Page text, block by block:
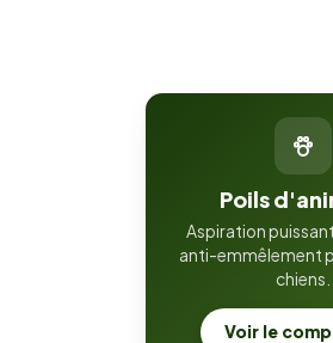
Poils
Aspiration
anti-emmêlement
chiens.
Voir le